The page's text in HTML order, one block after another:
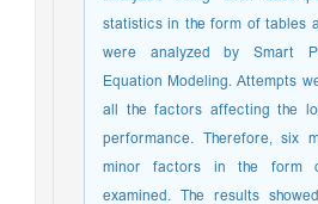
statistics in the form of tables
were analyzed by Smart
Equation Modeling. Attempts
all the factors affecting the
performance. Therefore, six
minor factors in the form
examined. The results